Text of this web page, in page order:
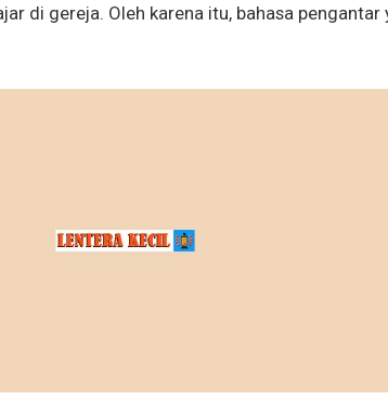
di gereja. Oleh karena itu, bahasa pengantar